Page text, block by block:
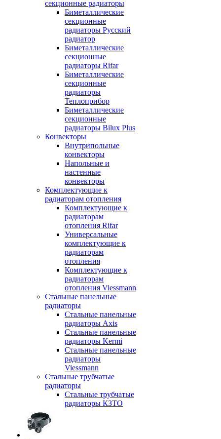
секционные радиаторы
Биметаллические
секционные
радиаторы Русский
радиатор
Биметаллические
секционные
радиаторы Rifar
Биметаллические
секционные
радиаторы
Теплоприбор
Биметаллические
секционные
радиаторы Bilux Plus
Конвекторы
Внутрипольные
конвекторы
Напольные и
настенные
конвекторы
Комплектующие к
радиаторам отопления
Комплектующие к
радиаторам
отопления Rifar
Универсальные
комплектующие к
радиаторам
отопления
Комплектующие к
радиаторам
отопления Viessmann
Стальные панельные
радиаторы
Стальные панельные
радиаторы Axis
Стальные панельные
радиаторы Kermi
Стальные панельные
радиаторы
Viessmann
Стальные трубчатые
радиаторы
Стальные трубчатые
радиаторы КЗТО